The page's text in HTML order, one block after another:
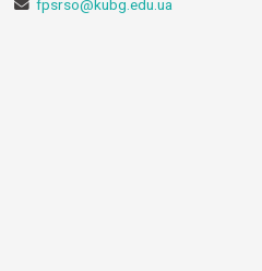
fpsrso@kubg.edu.ua